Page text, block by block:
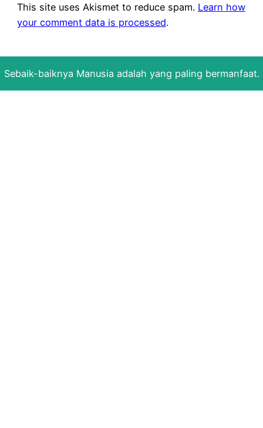
This site uses Akismet to reduce spam. Learn how
your comment data is processed.
Sebaik-baiknya Manusia adalah yang paling bermanfaat.